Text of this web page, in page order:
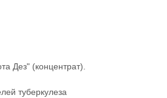
Дез" (концентрат).
туберкулеза